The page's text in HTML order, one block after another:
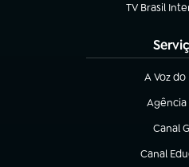
TV Brasil
(abre em
A Voz do
(abre em
Agência
(abre em
Canal
(abre
Canal
(abre em